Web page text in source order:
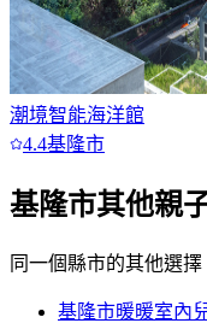
潮境智能海洋館
4.4基隆市
基隆市其他親
同一個縣市的其他選
基隆市暖暖室內